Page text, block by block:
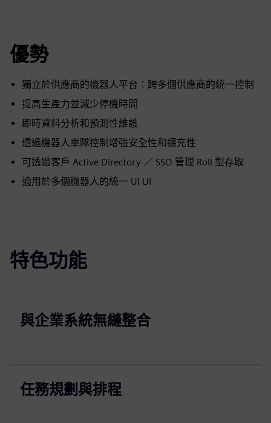
優勢
獨立於供應商的機器人平台：跨多個供應商的統一控制
提高生產力並減少停機時間
即時資料分析和預測性維護
透過機器人車隊控制增強安全性和擴充性
可透過客戶 Active Directory ／ SSO 管理 Roll 型存取
適用於多個機器人的統一 UI UI
特色功能
與企業系統無縫整合
任務規劃與排程